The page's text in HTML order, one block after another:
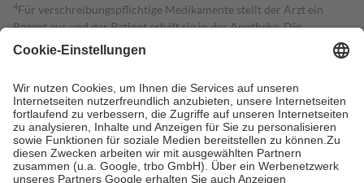
4Für verschreibungspflichtige Medikamente stellt der Arzt ein
Rezept aus und der Patient erhält sie in der Apotheke. Die
gesetzliche Krankenversicherung übernimmt in der Regel die
Kosten dafür, der Versicherte trägt einen Teil davon als Zuzahlung
Grundsätzlich leisten Mitglieder Zuzahlungen in Höhe von zehn
Prozent des Abgabepreises,mindestens jedochfünf Euround
höchstens zehn Euro.Es sind jedoch nie mehr als die tatsächlichen
Kosten der Leistung zu entrichten.
Diese Regeln gelten grundsätzlich auch für Online-Apotheken.
Bei Heilmitteln und häuslicher Krankenpflege beträgt die